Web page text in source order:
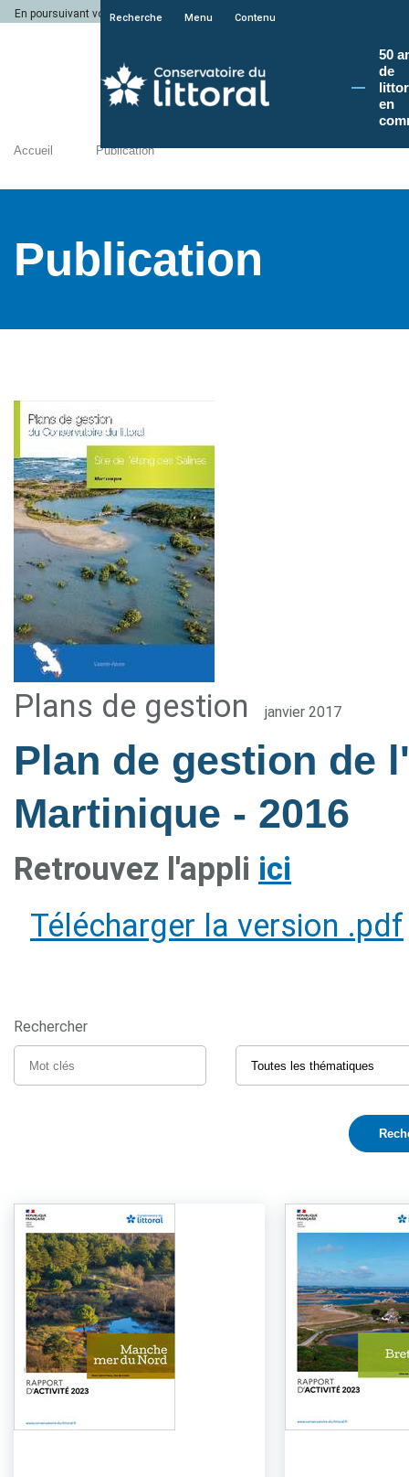
En poursuivant votre navigation sur le site du Conservatoire du littoral, vous
Recherche Menu Contenu
50
de
en
Accueil Publication
Publication
Plans de gestion janvier 2017
Plan de gestion de
Martinique - 2016
Retrouvez l'appli ici
Télécharger la version .pdf
Rechercher